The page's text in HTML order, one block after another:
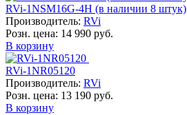
RVi-1NSM16G-4H (в наличии 8 штук)
Производитель: RVi
Розн. цена: 14 990 руб.
В корзину
RVi-1NR05120
Производитель: RVi
Розн. цена: 13 190 руб.
В корзину